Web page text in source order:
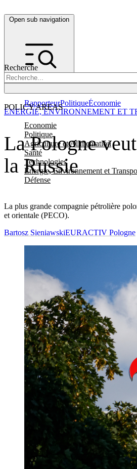
Open sub navigation
Recherche
POLICY AREAS
Economie
Politique
Agriculture et Alimentation
Santé
Technologies
Energie, Environnement et
Défense
RapporteurPolitiqueÉconomie
La Pologne
la Russie
La plus grande compagnie pétrolière
et orientale (PECO).
ENERGIE, ENVIRONNEMENT ET
Bartosz SieniawskiEURACTIV Pologne